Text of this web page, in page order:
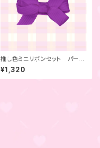
推し色ミニリボンセット パープ
ル 6本セット
¥1,320